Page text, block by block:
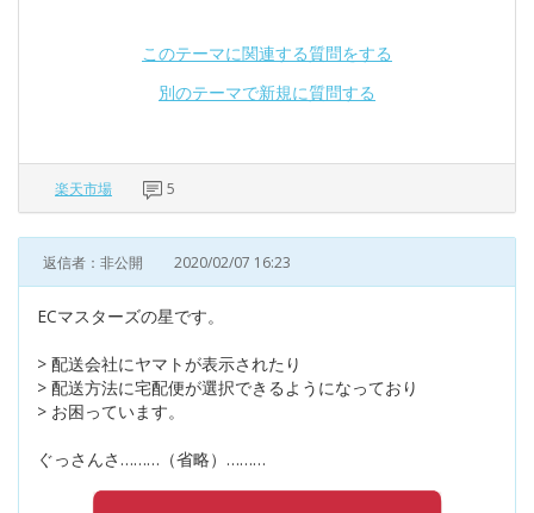
このテーマに関連する質問をする
別のテーマで新規に質問する
楽天市場 5
返信者：非公開 2020/02/07 16:23
ECマスターズの星です。
> 配送会社にヤマトが表示されたり
> 配送方法に宅配便が選択できるようになっており
> お困っています。
ぐっさんさ………（省略）………